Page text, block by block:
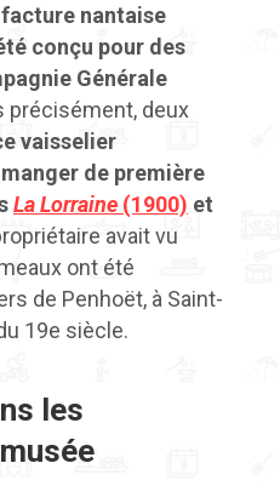
nantaise
conçu pour des
Générale
précisément, deux
vaisselier
de première
La Lorraine (1900) et
avait vu
ont été
de Penhoët, à Saint-
19e siècle.
les